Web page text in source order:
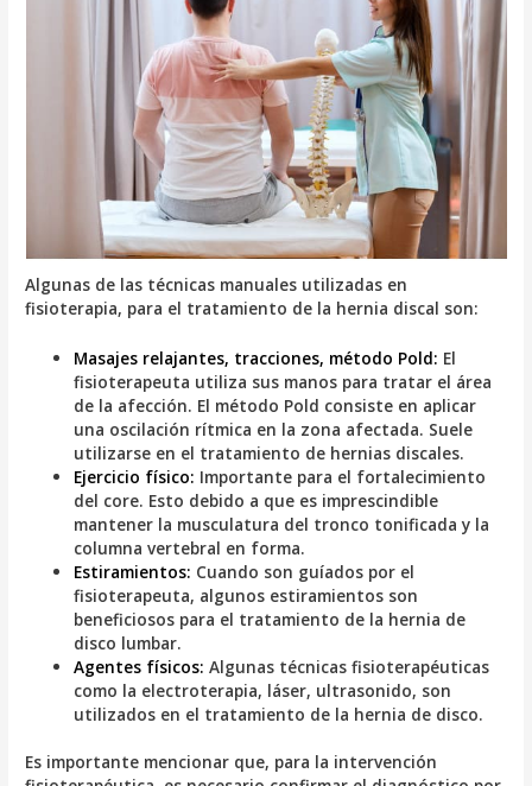
Algunas de las técnicas manuales utilizadas en
fisioterapia, para el tratamiento de la hernia discal son:
Masajes relajantes, tracciones, método Pold: El
fisioterapeuta utiliza sus manos para tratar el área
de la afección. El método Pold consiste en aplicar
una oscilación rítmica en la zona afectada. Suele
utilizarse en el tratamiento de hernias discales.
Ejercicio físico: Importante para el fortalecimiento
del core. Esto debido a que es imprescindible
mantener la musculatura del tronco tonificada y la
columna vertebral en forma.
Estiramientos: Cuando son guíados por el
fisioterapeuta, algunos estiramientos son
beneficiosos para el tratamiento de la hernia de
disco lumbar.
Agentes físicos: Algunas técnicas fisioterapéuticas
como la electroterapia, láser, ultrasonido, son
utilizados en el tratamiento de la hernia de disco.
Es importante mencionar que, para la intervención